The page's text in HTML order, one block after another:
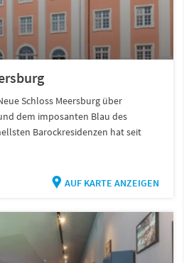
Schloss Meersburg über
dem imposanten Blau des
Barockresidenzen hat seit
AUF KARTE ANZEIGEN